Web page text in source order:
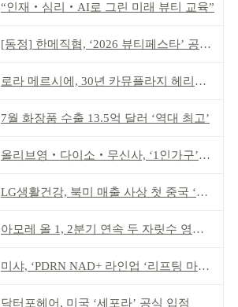
“인재‧심리‧AI로 그린 미래 뷰티 교육”
[동정] 한메직협, ‘2026 뷰티페스타’ 공동 주최
로라 메르시에, 30년 카뮤플라지 헤리티지 담아
7월 화장품 수출 13.5억 달러 ‘역대 최고’
올리브영‧다이소‧무신사, ‘1인가구’가 이끈다
LG생활건강, 북미 매출 사상 첫 중국 ‘추월’
아모레 올 1, 2분기 연속 두 자릿수 영업이익률 기록
미샤, ‘PDRN NAD+ 라인업 ‘리프팅 마스크’ 출시
닥터포헤어, 미국 ‘세포라’ 공식 입점